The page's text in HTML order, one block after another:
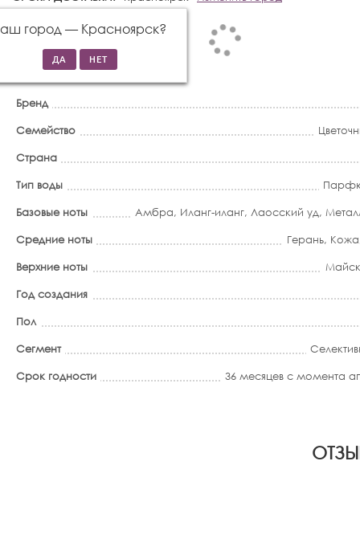
город — Красноярск?
Бренд
Семейство
Страна
Тип воды
Базовые ноты
Амбра, Иланг-иланг, Лаосский уд,
Средние ноты
Герань, Кожа
Верхние ноты
Год создания
Пол
Сегмент
Срок годности
36 месяцев с момента